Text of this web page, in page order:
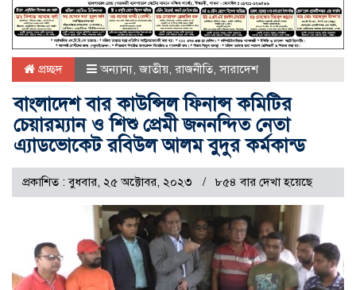
প্রচ্ছদ অন্যান্য,জাতীয়, রাজনীতি,সারাদেশ
বাংলাদেশ বার কাউন্সিল ফিনান্স কমিটির
চেয়ারম্যান ও শিশু প্রেমী জননন্দিত নেতা
এ্যাডভোকেট রবিউল আলম বুদুর কর্মকান্ড
প্রকাশিত : বুধবার, ২৫ অক্টোবর, ২০২৩ ৮৫৪ বার দেখা হয়েছে